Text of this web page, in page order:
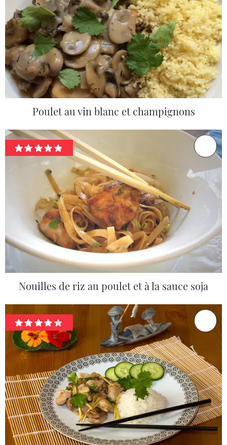
Poulet au vin blanc et champignons
Nouilles de riz au poulet et à la sauce soja